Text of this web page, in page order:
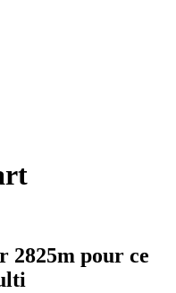
2825m pour ce